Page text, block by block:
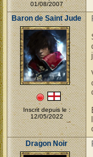
01/08/2007
Baron de Saint Jude
Inscrit depuis le :
12/05/2022
Dragon Noir